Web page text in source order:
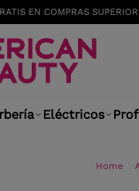
EN COMPRAS
Eléctricos
Home